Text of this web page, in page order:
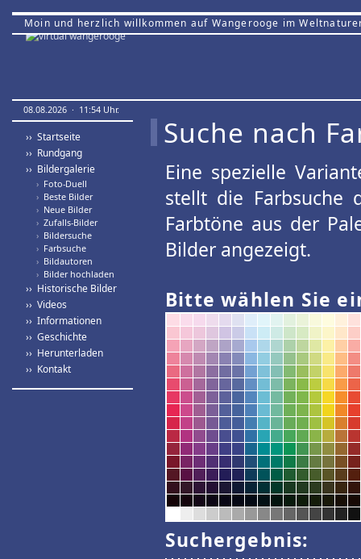
Moin und herzlich willkommen auf Wangerooge im
08.08.2026 · 11:54 Uhr.
›› Startseite
›› Rundgang
›› Bildergalerie
› Foto-Duell
› Beste Bilder
› Neue Bilder
› Zufalls-Bilder
› Bildersuche
› Farbsuche
› Bildautoren
› Bilder hochladen
›› Historische Bilder
›› Videos
›› Informationen
›› Geschichte
›› Herunterladen
›› Kontakt
Suche nach
Eine spezielle
stellt die Farbsuche
Farbtöne aus der
Bilder angezeigt.
Bitte wählen Sie
Suchergebnis: